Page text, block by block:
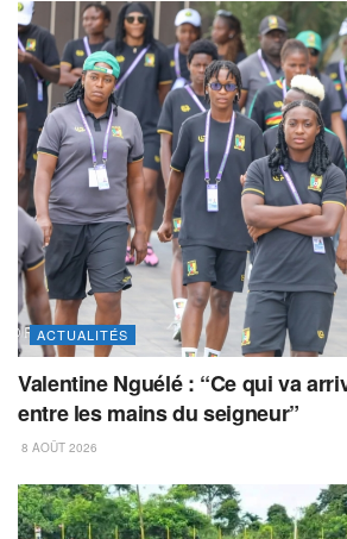
ACTUALITÉS
Valentine Nguélé : “Ce qui va
entre les mains du seigneur”
8 AOÛT 2026